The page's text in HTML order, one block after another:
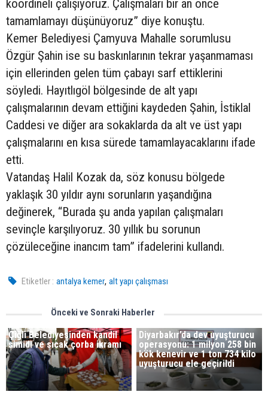
koordineli çalışıyoruz. Çalışmaları bir an önce
tamamlamayı düşünüyoruz” diye konuştu.
Kemer Belediyesi Çamyuva Mahalle sorumlusu
Özgür Şahin ise su baskınlarının tekrar yaşanmaması
için ellerinden gelen tüm çabayı sarf ettiklerini
söyledi. Hayıtlıgöl bölgesinde de alt yapı
çalışmalarının devam ettiğini kaydeden Şahin, İstiklal
Caddesi ve diğer ara sokaklarda da alt ve üst yapı
çalışmalarını en kısa sürede tamamlayacaklarını ifade
etti.
Vatandaş Halil Kozak da, söz konusu bölgede
yaklaşık 30 yıldır aynı sorunların yaşandığına
değinerek, “Burada şu anda yapılan çalışmaları
sevinçle karşılıyoruz. 30 yıllık bu sorunun
çözüleceğine inancım tam” ifadelerini kullandı.
Etiketler : antalya kemer,alt yapı çalışması
Önceki ve Sonraki Haberler
Çiğli Belediyesinden kandil
simidi ve sıcak çorba ikramı
Diyarbakır’da dev uyuşturucu
operasyonu: 1 milyon 258 bin
kök kenevir ve 1 ton 734 kilo
uyuşturucu ele geçirildi